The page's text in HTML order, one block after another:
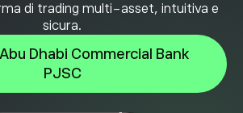
di trading multi-asset, intuitiva e
sicura.
Dhabi Commercial Bank
PJSC